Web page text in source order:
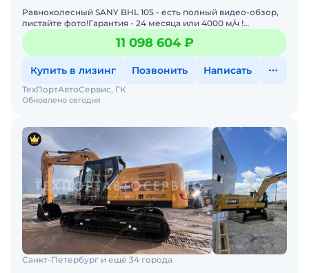
Равноколесный SANY BHL 105 - есть полный видео-обзор,
листайте фото!Гарантия - 24 месяца или 4000 м/ч !
Технические характеристики:- Двигатель Cummins QSF3.8-
Мо
11 098 604 ₽
Купить в лизинг Позвонить Написать
Обновлено сегодня
ТехПортАвтоСервис, ГК
Санкт-Петербург и ещё 34 города